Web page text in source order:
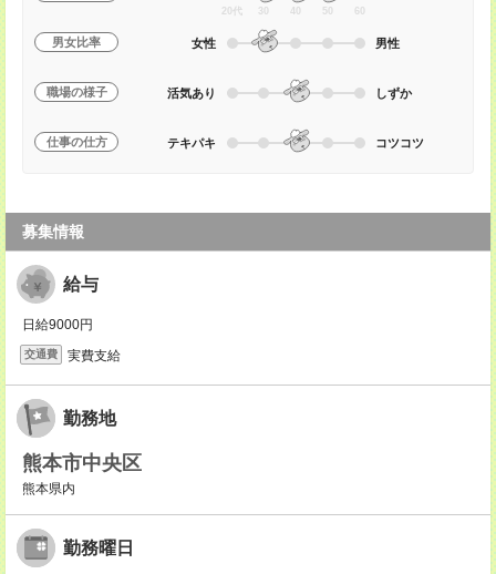
20代 30 40 50 60
男女比率 女性 男性
職場の様子 活気あり しずか
仕事の仕方 テキパキ コツコツ
募集情報
給与
日給9000円
交通費 実費支給
勤務地
熊本市中央区
熊本県内
勤務曜日